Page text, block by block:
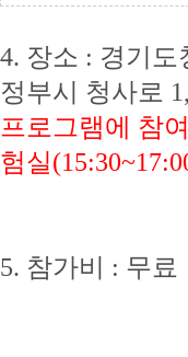
4. 장소 : 경기
정부시 청사로
프로그램에 참
험실
5. 참가비 : 무료